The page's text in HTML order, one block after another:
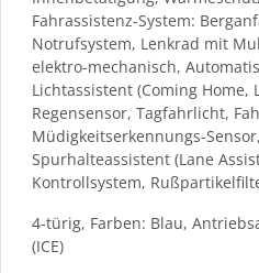
Fahrassistenz-System:
Notrufsystem, Lenkrad mit
elektro-mechanisch,
Lichtassistent (Coming Home,
Regensensor, Tagfahrlicht,
Müdigkeitserkennungs-
Spurhalteassistent (Lane
Kontrollsystem,
4-türig, Farben: Blau,
(ICE)